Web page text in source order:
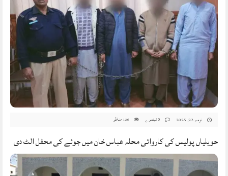
نومبر 22, 2025 136 مناظر
حویلیاں پولیس کی کاروائی محلہ عباس خان میں جوئے کی محفل الٹ دی